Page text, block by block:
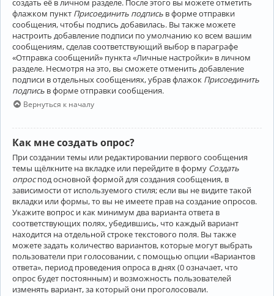
флажком пункт Присоединить подпись в форме отправки
сообщения, чтобы подпись добавилась. Вы также можете
настроить добавление подписи по умолчанию ко всем вашим
сообщениям, сделав соответствующий выбор в параграфе
«Отправка сообщений» пункта «Личные настройки» в личном
разделе. Несмотря на это, вы сможете отменить добавление
подписи в отдельных сообщениях, убрав флажок Присоединить
подпись в форме отправки сообщения.
Вернуться к началу
Как мне создать опрос?
При создании темы или редактировании первого сообщения
темы щёлкните на вкладке или перейдите в форму Создать
опроспод основной формой для создания сообщения, в
зависимости от используемого стиля; если вы не видите такой
вкладки или формы, то вы не имеете прав на создание опросов.
Укажите вопрос и как минимум два варианта ответа в
соответствующих полях, убедившись, что каждый вариант
находится на отдельной строке текстового поля. Вы также
можете задать количество вариантов, которые могут выбрать
пользователи при голосовании, с помощью опции «Вариантов
ответа», период проведения опроса в днях (0 означает, что
опрос будет постоянным) и возможность пользователей
изменять вариант, за который они проголосовали.